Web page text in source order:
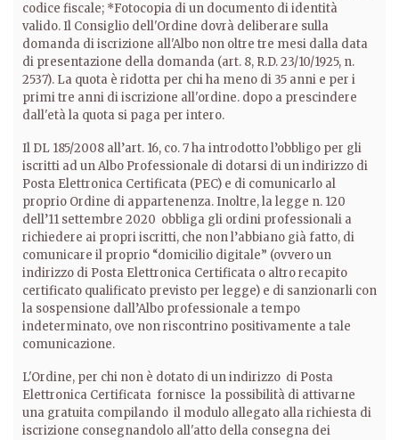
codice fiscale; *Fotocopia di un documento di identità
valido. Il Consiglio dell'Ordine dovrà deliberare sulla
domanda di iscrizione all'Albo non oltre tre mesi dalla data
di presentazione della domanda (art. 8, R.D. 23/10/1925, n.
2537). La quota è ridotta per chi ha meno di 35 anni e per i
primi tre anni di iscrizione all'ordine. dopo a prescindere
dall'età la quota si paga per intero.
Il DL 185/2008 all’art. 16, co. 7 ha introdotto l’obbligo per gli
iscritti ad un Albo Professionale di dotarsi di un indirizzo di
Posta Elettronica Certificata (PEC) e di comunicarlo al
proprio Ordine di appartenenza. Inoltre, la legge n. 120
dell’11 settembre 2020 obbliga gli ordini professionali a
richiedere ai propri iscritti, che non l’abbiano già fatto, di
comunicare il proprio “domicilio digitale” (ovvero un
indirizzo di Posta Elettronica Certificata o altro recapito
certificato qualificato previsto per legge) e di sanzionarli con
la sospensione dall’Albo professionale a tempo
indeterminato, ove non riscontrino positivamente a tale
comunicazione.
L'Ordine, per chi non è dotato di un indirizzo di Posta
Elettronica Certificata fornisce la possibilità di attivarne
una gratuita compilando il modulo allegato alla richiesta di
iscrizione consegnandolo all'atto della consegna dei